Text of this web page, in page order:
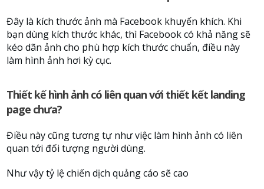
Đây là kích thước ảnh mà Facebook khuyến khích. Khi
bạn dùng kích thước khác, thì Facebook có khả năng sẽ
kéo dãn ảnh cho phù hợp kích thước chuẩn, điều này
làm hình ảnh hơi kỳ cục.
Thiết kế hình ảnh có liên quan với thiết kết landing
page chưa?
Điều này cũng tương tự như việc làm hình ảnh có liên
quan tới đối tượng người dùng.
Như vậy tỷ lệ chiến dịch quảng cáo sẽ cao